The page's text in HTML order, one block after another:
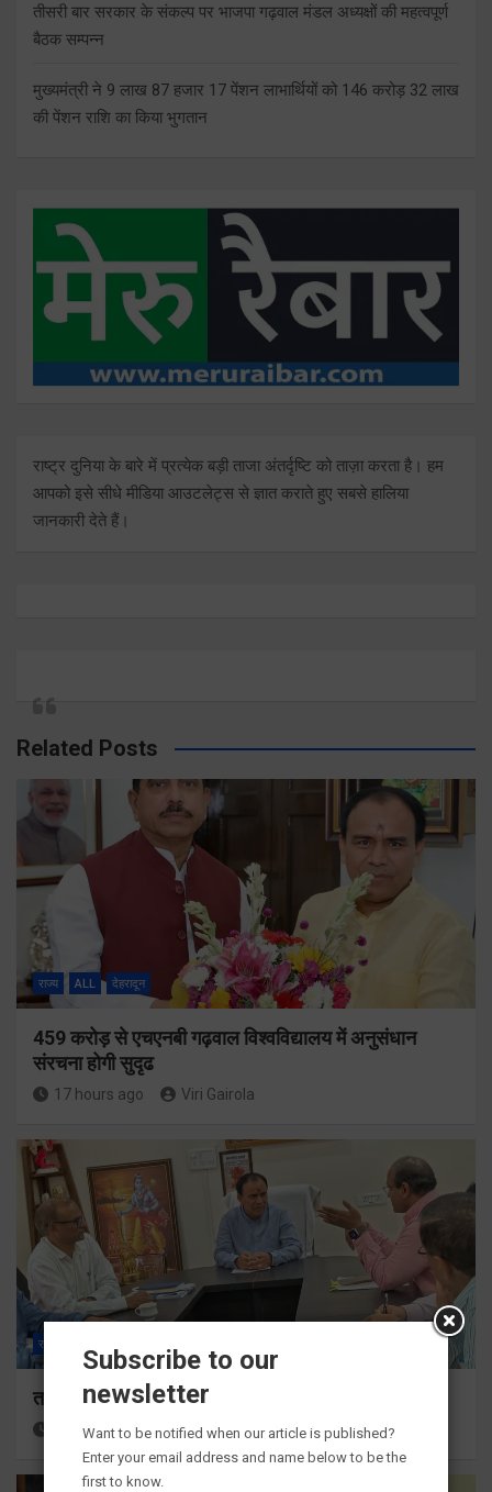
तीसरी बार सरकार के संकल्प पर भाजपा गढ़वाल मंडल अध्यक्षों की महत्वपूर्ण
बैठक सम्पन्न
मुख्यमंत्री ने 9 लाख 87 हजार 17 पेंशन लाभार्थियों को 146 करोड़ 32 लाख
की पेंशन राशि का किया भुगतान
राष्ट्र दुनिया के बारे में प्रत्येक बड़ी ताजा अंतर्दृष्टि को ताज़ा करता है। हम
आपको इसे सीधे मीडिया आउटलेट्स से ज्ञात कराते हुए सबसे हालिया
जानकारी देते हैं।
Related Posts
राज्य ALL देहरादून
459 करोड़ से एचएनबी गढ़वाल विश्वविद्यालय में अनुसंधान
संरचना होगी सुदृढ
17 hours ago Viri Gairola
राज्य
तकनीकी शिक्षा विभाग प्रदेशभर में आयोजित करेगा रोजगार मेले
17 hours ago Viri Gairola
Subscribe to our
newsletter
Want to be notified when our article is published?
Enter your email address and name below to be the
first to know.